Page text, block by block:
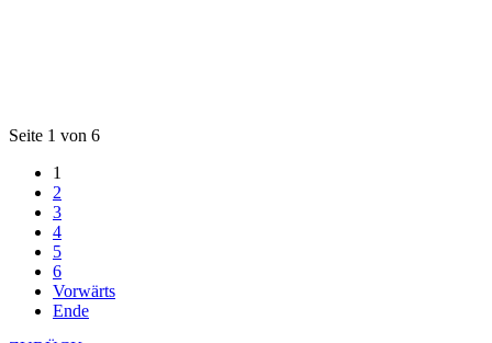
Seite 1 von 6
1
2
3
4
5
6
Vorwärts
Ende